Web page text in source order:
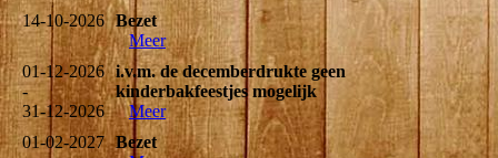
14-10-2026 Bezet
Meer
01-12-2026
-
31-12-2026
i.v.m. de decemberdrukte geen
kinderbakfeestjes mogelijk
Meer
01-02-2027 Bezet